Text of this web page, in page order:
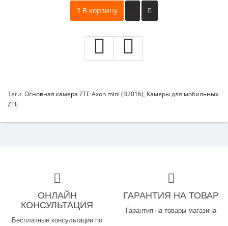
В корзину
Теги:Основная камера ZTE Axon mini (B2016), Камеры для мобильных
ZTE
ОНЛАЙН
КОНСУЛЬТАЦИЯ
Бесплатные консультации по
ГАРАНТИЯ НА ТОВАР
Гарантия на товары магазина